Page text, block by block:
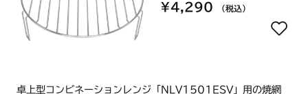
¥4,290 （税込）
卓上型コンビネーションレンジ「NLV1501ESV」用の焼網